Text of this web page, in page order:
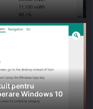
pentru
Windows 10